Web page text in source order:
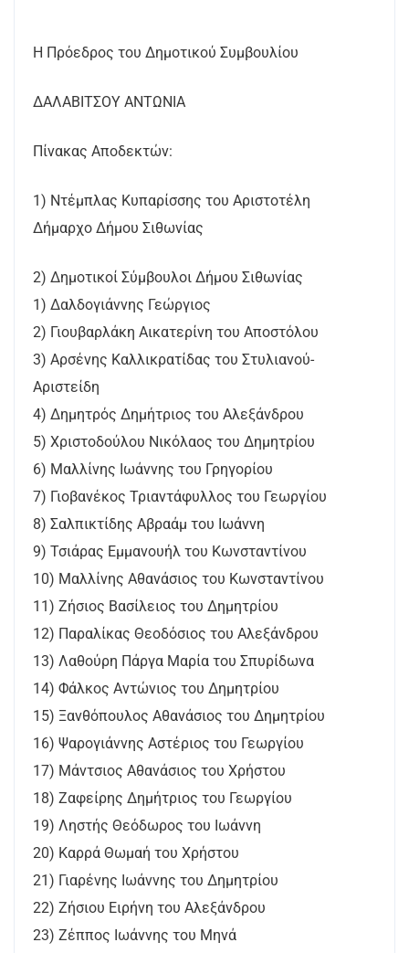
Η Πρόεδρος του Δημοτικού Συμβουλίου
ΔΑΛΑΒΙΤΣΟΥ ΑΝΤΩΝΙΑ
Πίνακας Αποδεκτών:
1) Ντέμπλας Κυπαρίσσης του Αριστοτέλη
Δήμαρχο Δήμου Σιθωνίας
2) Δημοτικοί Σύμβουλοι Δήμου Σιθωνίας
1) Δαλδογιάννης Γεώργιος
2) Γιουβαρλάκη Αικατερίνη του Αποστόλου
3) Αρσένης Καλλικρατίδας του Στυλιανού-
Αριστείδη
4) Δημητρός Δημήτριος του Αλεξάνδρου
5) Χριστοδούλου Νικόλαος του Δημητρίου
6) Μαλλίνης Ιωάννης του Γρηγορίου
7) Γιοβανέκος Τριαντάφυλλος του Γεωργίου
8) Σαλπικτίδης Αβραάμ του Ιωάννη
9) Τσιάρας Εμμανουήλ του Κωνσταντίνου
10) Μαλλίνης Αθανάσιος του Κωνσταντίνου
11) Ζήσιος Βασίλειος του Δημητρίου
12) Παραλίκας Θεοδόσιος του Αλεξάνδρου
13) Λαθούρη Πάργα Μαρία του Σπυρίδωνα
14) Φάλκος Αντώνιος του Δημητρίου
15) Ξανθόπουλος Αθανάσιος του Δημητρίου
16) Ψαρογιάννης Αστέριος του Γεωργίου
17) Μάντσιος Αθανάσιος του Χρήστου
18) Ζαφείρης Δημήτριος του Γεωργίου
19) Ληστής Θεόδωρος του Ιωάννη
20) Καρρά Θωμαή του Χρήστου
21) Γιαρένης Ιωάννης του Δημητρίου
22) Ζήσιου Ειρήνη του Αλεξάνδρου
23) Ζέππος Ιωάννης του Μηνά